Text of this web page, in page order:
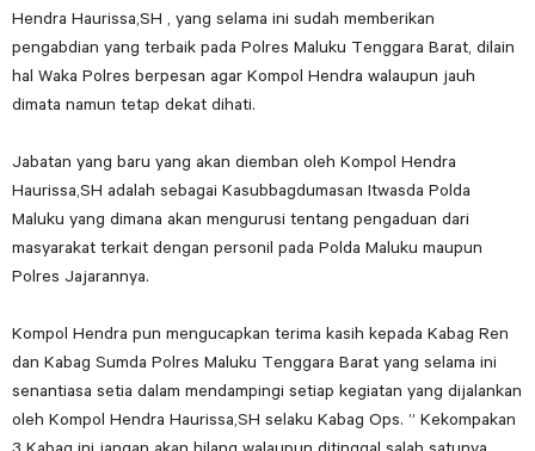
Hendra Haurissa,SH , yang selama ini sudah memberikan
pengabdian yang terbaik pada Polres Maluku Tenggara Barat, dilain
hal Waka Polres berpesan agar Kompol Hendra walaupun jauh
dimata namun tetap dekat dihati.
Jabatan yang baru yang akan diemban oleh Kompol Hendra
Haurissa,SH adalah sebagai Kasubbagdumasan Itwasda Polda
Maluku yang dimana akan mengurusi tentang pengaduan dari
masyarakat terkait dengan personil pada Polda Maluku maupun
Polres Jajarannya.
Kompol Hendra pun mengucapkan terima kasih kepada Kabag Ren
dan Kabag Sumda Polres Maluku Tenggara Barat yang selama ini
senantiasa setia dalam mendampingi setiap kegiatan yang dijalankan
oleh Kompol Hendra Haurissa,SH selaku Kabag Ops. ” Kekompakan